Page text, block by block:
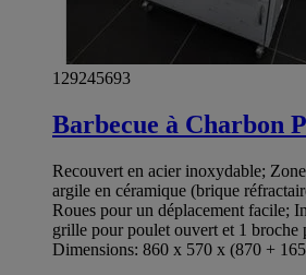
129245693
Barbecue à Charbon
Recouvert en acier inoxydable;
argile en céramique (brique
Roues pour un déplacement facile;
grille pour poulet ouvert et 1 broche
Dimensions: 860 x 570 x (870 +